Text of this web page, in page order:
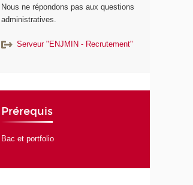
Nous ne répondons pas aux questions
administratives.
Serveur "ENJMIN - Recrutement"
Prérequis
Bac et portfolio